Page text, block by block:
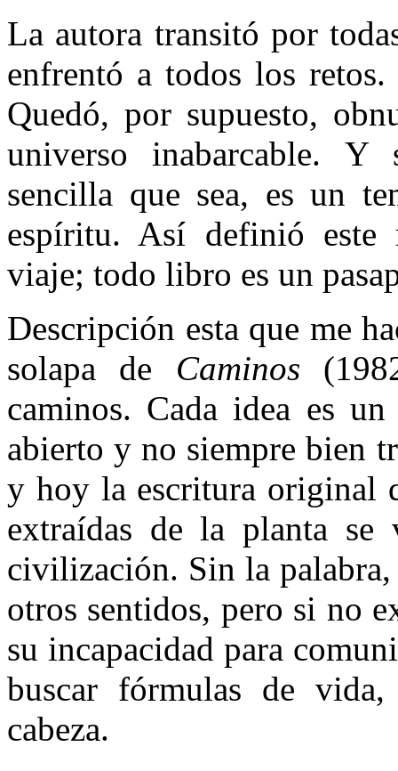
La autora transitó por
enfrentó a todos los
Quedó, por supuesto,
universo inabarcable.
sencilla que sea, es un
espíritu. Así definió este
viaje; todo libro es un
Descripción esta que me
solapa de Caminos
caminos. Cada idea es
abierto y no siempre bien
y hoy la escritura original
extraídas de la planta
civilización. Sin la
otros sentidos, pero si no
su incapacidad para
buscar fórmulas de
cabeza.